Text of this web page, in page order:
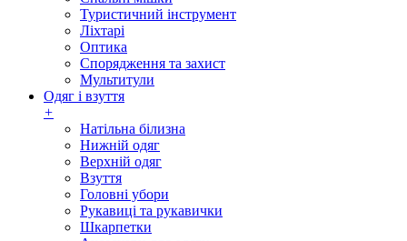
Туристичний інструмент
Ліхтарі
Оптика
Спорядження та захист
Мультитули
Одяг і взуття
+
Натільна білизна
Нижній одяг
Верхній одяг
Взуття
Головні убори
Рукавиці та рукавички
Шкарпетки